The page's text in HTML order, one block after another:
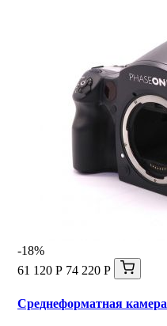
-18%
61 120 Р 74 220 Р
Среднеформатная